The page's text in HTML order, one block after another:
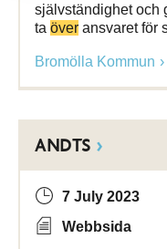
självständighet och
ta över ansvaret för
Bromölla Kommun
ANDTS
7 July 2023
Webbsida